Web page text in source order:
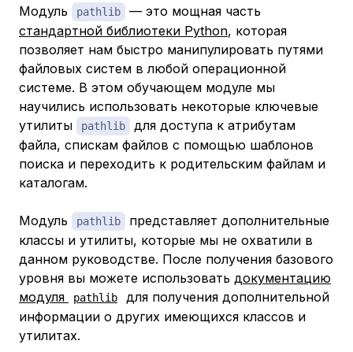
Модуль pathlib
— это мощная часть
стандартной библиотеки Python, которая
позволяет нам быстро манипулировать путями
файловых систем в любой операционной
системе. В этом обучающем модуле мы
научились использовать некоторые ключевые
утилиты
pathlib
для доступа к атрибутам
файла, спискам файлов с помощью шаблонов
поиска и переходить к родительским файлам и
каталогам.
Модуль pathlib
представляет дополнительные
классы и утилиты, которые мы не охватили в
данном руководстве. После получения базового
уровня вы можете использовать документацию
модуля
pathlib
для получения дополнительной
информации о других имеющихся классов и
утилитах.